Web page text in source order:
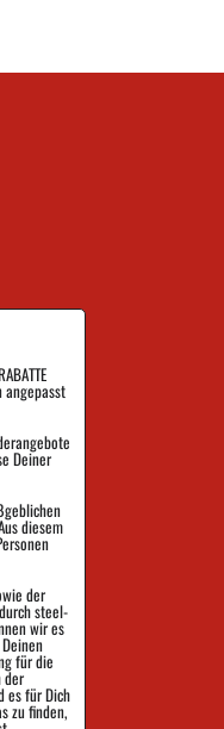
Deiner
diesem
der
steel-
wir es
für die
der
es für Dich
zu finden,